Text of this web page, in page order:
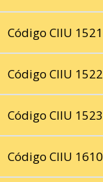
Código CIIU 1521
Código CIIU 1522
Código CIIU 1523
Código CIIU 1610